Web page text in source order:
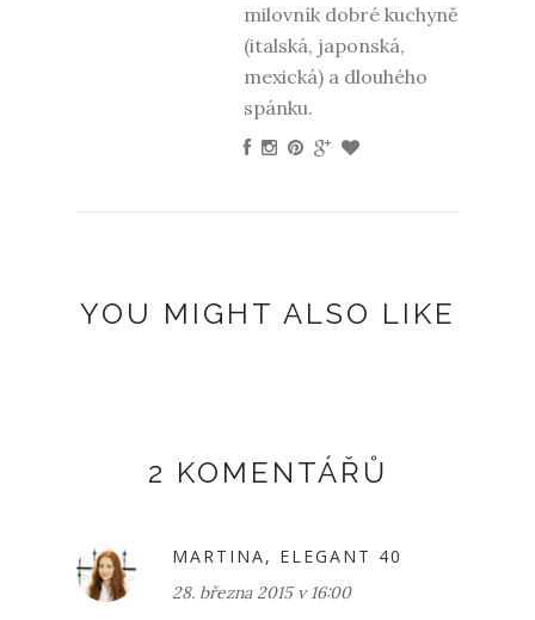
milovník dobré kuchyně
(italská, japonská,
mexická) a dlouhého
spánku.
YOU MIGHT ALSO LIKE
2 KOMENTÁŘŮ
MARTINA, ELEGANT 40
28. března 2015 v 16:00